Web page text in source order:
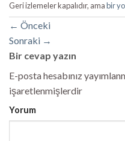
Geri izlemeler kapalıdır, amabir
← Önceki
Sonraki →
Bir cevap yazın
E-posta hesabınız
işaretlenmişlerdir
Yorum